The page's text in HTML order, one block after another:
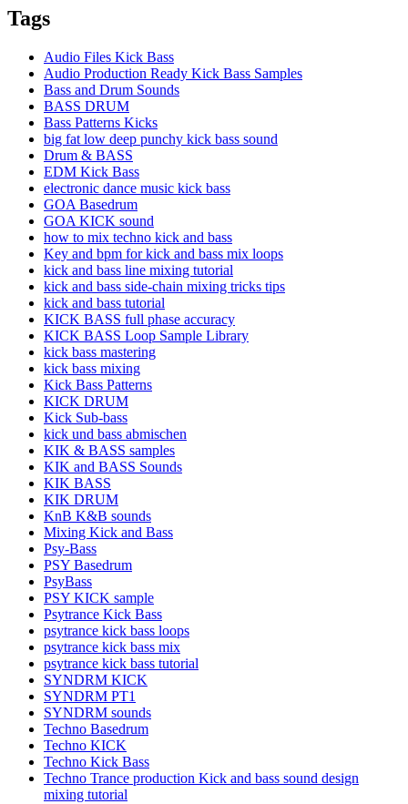
Tags
Audio Files Kick Bass
Audio Production Ready Kick Bass Samples
Bass and Drum Sounds
BASS DRUM
Bass Patterns Kicks
big fat low deep punchy kick bass sound
Drum & BASS
EDM Kick Bass
electronic dance music kick bass
GOA Basedrum
GOA KICK sound
how to mix techno kick and bass
Key and bpm for kick and bass mix loops
kick and bass line mixing tutorial
kick and bass side-chain mixing tricks tips
kick and bass tutorial
KICK BASS full phase accuracy
KICK BASS Loop Sample Library
kick bass mastering
kick bass mixing
Kick Bass Patterns
KICK DRUM
Kick Sub-bass
kick und bass abmischen
KIK & BASS samples
KIK and BASS Sounds
KIK BASS
KIK DRUM
KnB K&B sounds
Mixing Kick and Bass
Psy-Bass
PSY Basedrum
PsyBass
PSY KICK sample
Psytrance Kick Bass
psytrance kick bass loops
psytrance kick bass mix
psytrance kick bass tutorial
SYNDRM KICK
SYNDRM PT1
SYNDRM sounds
Techno Basedrum
Techno KICK
Techno Kick Bass
Techno Trance production Kick and bass sound design
mixing tutorial